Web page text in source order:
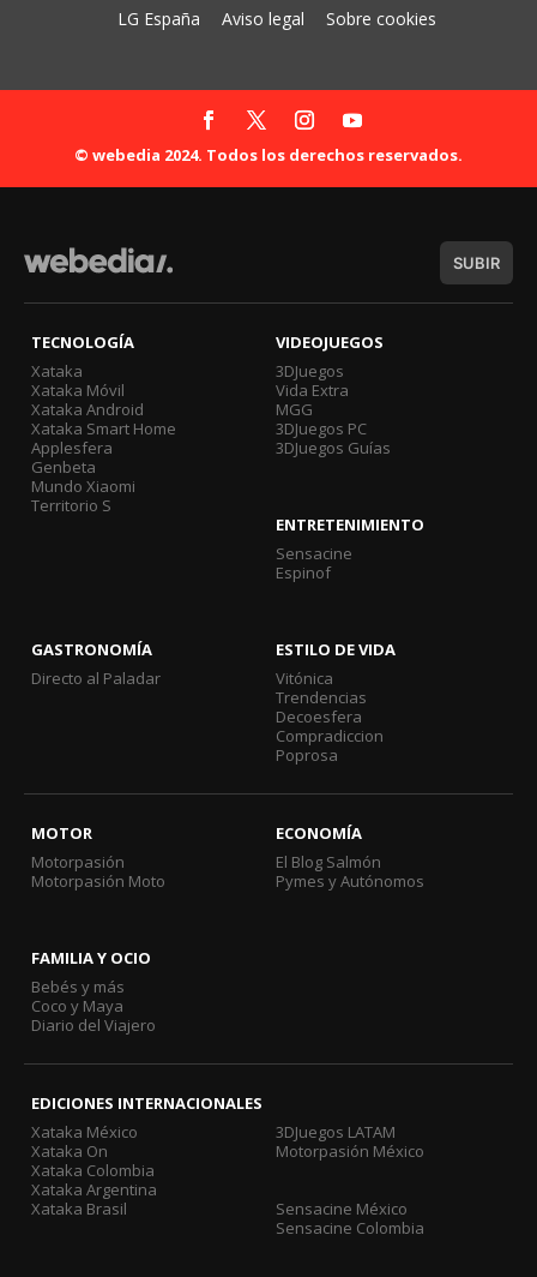
LG España Aviso legal Sobre cookies
© webedia 2024. Todos los derechos reservados.
SUBIR
TECNOLOGÍA
Xataka
Xataka Móvil
Xataka Android
Xataka Smart Home
Applesfera
Genbeta
Mundo Xiaomi
Territorio S
VIDEOJUEGOS
3DJuegos
Vida Extra
MGG
3DJuegos PC
3DJuegos Guías
ENTRETENIMIENTO
Sensacine
Espinof
GASTRONOMÍA
Directo al Paladar
ESTILO DE VIDA
Vitónica
Trendencias
Decoesfera
Compradiccion
Poprosa
MOTOR
Motorpasión
Motorpasión Moto
ECONOMÍA
El Blog Salmón
Pymes y Autónomos
FAMILIA Y OCIO
Bebés y más
Coco y Maya
Diario del Viajero
EDICIONES INTERNACIONALES
Xataka México
Xataka On
Xataka Colombia
Xataka Argentina
Xataka Brasil
3DJuegos LATAM
Motorpasión México
Sensacine México
Sensacine Colombia